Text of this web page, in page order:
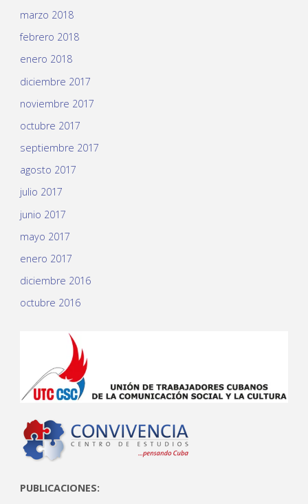
marzo 2018
febrero 2018
enero 2018
diciembre 2017
noviembre 2017
octubre 2017
septiembre 2017
agosto 2017
julio 2017
junio 2017
mayo 2017
enero 2017
diciembre 2016
octubre 2016
PUBLICACIONES: